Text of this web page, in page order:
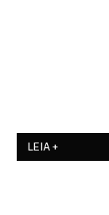
LEIA +